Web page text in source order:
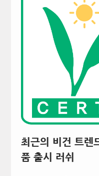
최근의 비건 트렌
품 출시 러쉬